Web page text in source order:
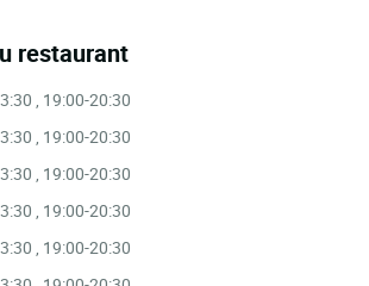
restaurant
, 19:00-20:30
, 19:00-20:30
, 19:00-20:30
, 19:00-20:30
, 19:00-20:30